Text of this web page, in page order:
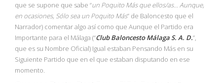
que se supone que sabe “un Poquito Más que ellos/as… Aunque,
en ocasiones, Sólo sea un Poquito Más” de Baloncesto que el
Narrador) comentar algo así como que Aunque el Partido era
Importante para el Málaga (“Club Baloncesto Málaga S. A. D.”,
que es su Nombre Oficial) Igual estaban Pensando Más en su
Siguiente Partido que en el que estaban disputando en ese
momento.